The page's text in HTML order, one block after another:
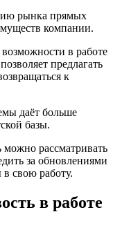
рынка прямых
компании.
в работе
предлагать
к
даёт больше
базы.
рассматривать
за обновлениями
свою работу.
в работе